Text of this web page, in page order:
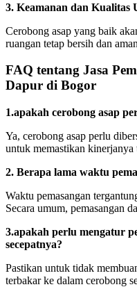
3. Keamanan dan Kualitas
Cerobong asap yang baik
ruangan tetap bersih dan
FAQ tentang Jasa
Dapur di Bogor
1.apakah cerobong asap
Ya, cerobong asap perlu
untuk memastikan kinerjanya
2. Berapa lama waktu
Waktu pemasangan
Secara umum, pemasangan
3.apakah perlu mengatur
secepatnya?
Pastikan untuk tidak
terbakar ke dalam cerobong